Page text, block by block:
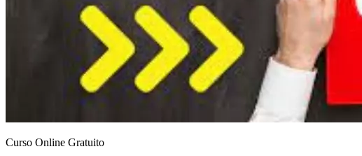
Curso Online Gratuito